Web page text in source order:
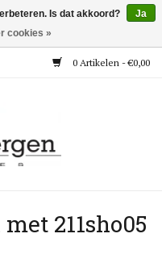
0 Artikelen - €0,00
211sho05
Is dat akkoord?
Ja
cookies »